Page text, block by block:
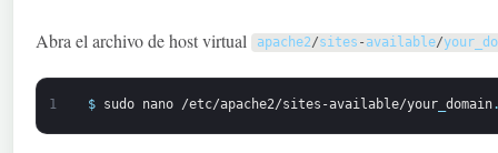
Abra el archivo de host virtual apache2/sites - available/
1 $ sudo nano /etc/apache2/sites-available/your_ domain